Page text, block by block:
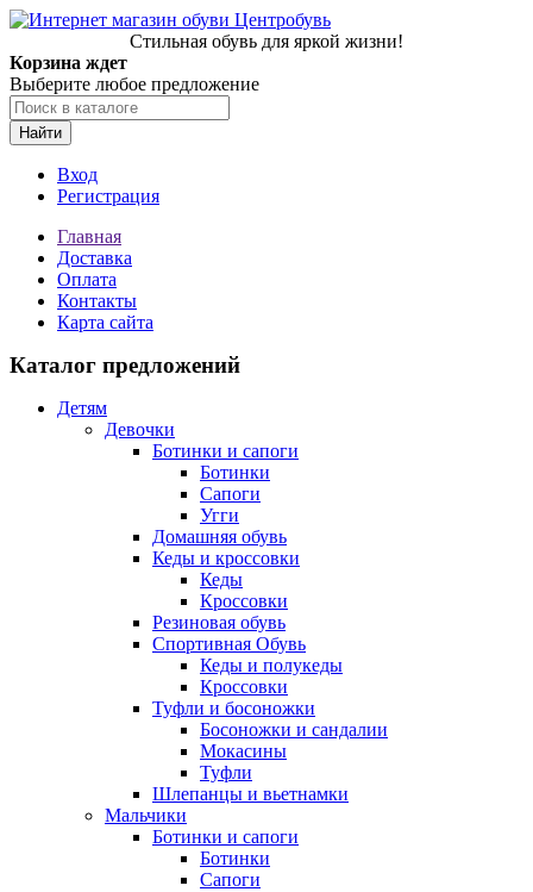
Стильная обувь для яркой жизни!
Корзина ждет
Выберите любое предложение
Найти
Вход
Регистрация
Главная
Доставка
Оплата
Контакты
Карта сайта
Каталог предложений
Детям
Девочки
Ботинки и сапоги
Ботинки
Сапоги
Угги
Домашняя обувь
Кеды и кроссовки
Кеды
Кроссовки
Резиновая обувь
Спортивная Обувь
Кеды и полукеды
Кроссовки
Туфли и босоножки
Босоножки и сандалии
Мокасины
Туфли
Шлепанцы и вьетнамки
Мальчики
Ботинки и сапоги
Ботинки
Сапоги